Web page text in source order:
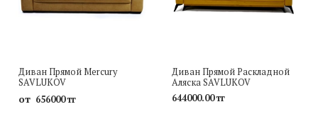
Диван Прямой Mercury
SAVLUKOV
от 656000 тг
Диван Прямой Раскладной
Аляска SAVLUKOV
644000.00 тг